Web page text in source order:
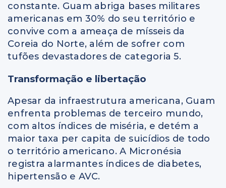
constante. Guam abriga bases militares
americanas em 30% do seu território e
convive com a ameaça de mísseis da
Coreia do Norte, além de sofrer com
tufões devastadores de categoria 5.
Transformação e libertação
Apesar da infraestrutura americana, Guam
enfrenta problemas de terceiro mundo,
com altos índices de miséria, e detém a
maior taxa per capita de suicídios de todo
o território americano. A Micronésia
registra alarmantes índices de diabetes,
hipertensão e AVC.